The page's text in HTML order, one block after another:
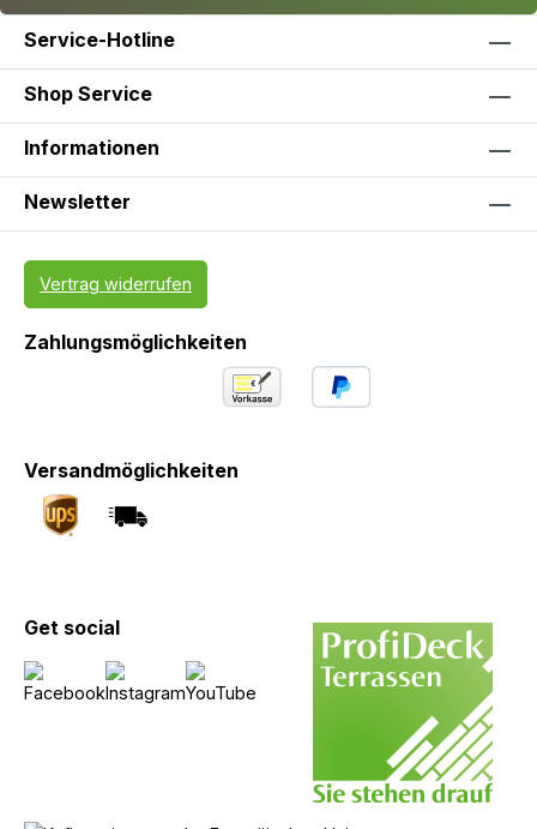
Service-Hotline
Shop Service
Informationen
Newsletter
Vertrag widerrufen
Zahlungsmöglichkeiten
Versandmöglichkeiten
Get social